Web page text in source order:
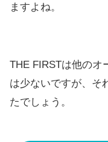
ますよね。
THE FIRSTは他のオ
は少ないですが、そ
たでしょう。